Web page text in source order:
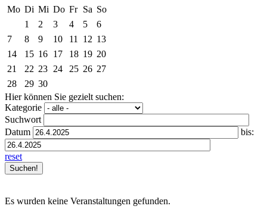
Mo Di Mi Do Fr Sa So
1
2 3 4 5
6
7
8 9 10 11 12 13
14
15 16 17 18 19 20
21
22 23 24 25 26 27
28
29 30
Hier können Sie gezielt suchen:
Kategorie
Suchwort
Datum
bis:
reset
Es wurden keine Veranstaltungen gefunden.